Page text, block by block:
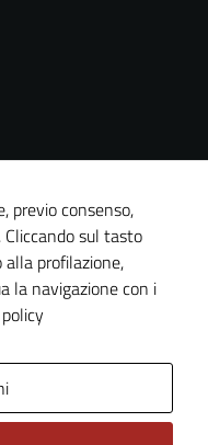
previo consenso,
sul tasto
profilazione,
la navigazione con i